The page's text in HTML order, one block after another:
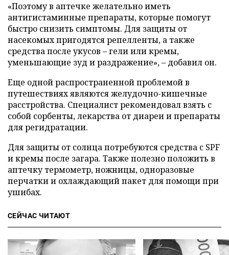
«Поэтому в аптечке желательно иметь
антигистаминные препараты, которые помогут
быстро снизить симптомы. Для защиты от
насекомых пригодятся репелленты, а также
средства после укусов – гели или кремы,
уменьшающие зуд и раздражение», – добавил он.
Еще одной распространенной проблемой в
путешествиях являются желудочно-кишечные
расстройства. Специалист рекомендовал взять с
собой сорбенты, лекарства от диареи и препараты
для регидратации.
Для защиты от солнца потребуются средства с SPF
и кремы после загара. Также полезно положить в
аптечку термометр, ножницы, одноразовые
перчатки и охлаждающий пакет для помощи при
ушибах.
СЕЙЧАС ЧИТАЮТ